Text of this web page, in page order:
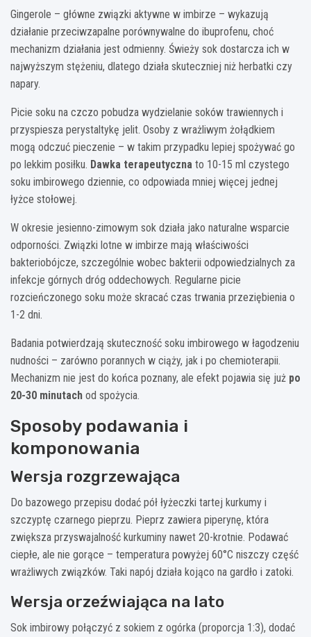
Gingerole – główne związki aktywne w imbirze – wykazują
działanie przeciwzapalne porównywalne do ibuprofenu, choć
mechanizm działania jest odmienny. Świeży sok dostarcza ich w
najwyższym stężeniu, dlatego działa skuteczniej niż herbatki czy
napary.
Picie soku na czczo pobudza wydzielanie soków trawiennych i
przyspiesza perystaltykę jelit. Osoby z wrażliwym żołądkiem
mogą odczuć pieczenie – w takim przypadku lepiej spożywać go
po lekkim posiłku. Dawka terapeutyczna to 10-15 ml czystego
soku imbirowego dziennie, co odpowiada mniej więcej jednej
łyżce stołowej.
W okresie jesienno-zimowym sok działa jako naturalne wsparcie
odporności. Związki lotne w imbirze mają właściwości
bakteriobójcze, szczególnie wobec bakterii odpowiedzialnych za
infekcje górnych dróg oddechowych. Regularne picie
rozcieńczonego soku może skracać czas trwania przeziębienia o
1-2 dni.
Badania potwierdzają skuteczność soku imbirowego w łagodzeniu
nudności – zarówno porannych w ciąży, jak i po chemioterapii.
Mechanizm nie jest do końca poznany, ale efekt pojawia się już po
20-30 minutach od spożycia.
Sposoby podawania i
komponowania
Wersja rozgrzewająca
Do bazowego przepisu dodać pół łyżeczki tartej kurkumy i
szczyptę czarnego pieprzu. Pieprz zawiera piperynę, która
zwiększa przyswajalność kurkuminy nawet 20-krotnie. Podawać
ciepłe, ale nie gorące – temperatura powyżej 60°C niszczy część
wrażliwych związków. Taki napój działa kojąco na gardło i zatoki.
Wersja orzeźwiająca na lato
Sok imbirowy połączyć z sokiem z ogórka (proporcja 1:3), dodać